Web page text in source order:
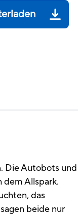
Die Autobots und
dem Allspark.
das
beide nur